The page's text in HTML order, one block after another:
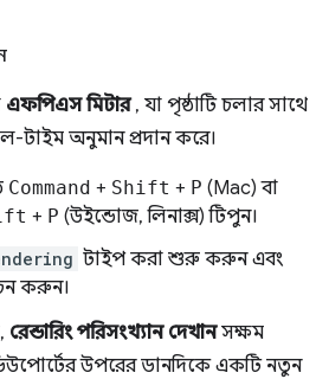
এফপিএস মিটার, যা পৃষ্ঠাটি চলার সাথে
টাইম অনুমান প্রদান করে।
Command + Shift + P (Mac) বা
+ P (উইন্ডোজ, লিনাক্স) টিপুন।
টাইপ করা শুরু করুন এবং
করুন।
রেন্ডারিং পরিসংখ্যান দেখানসক্ষম
উপরের ডানদিকে একটি নতুন